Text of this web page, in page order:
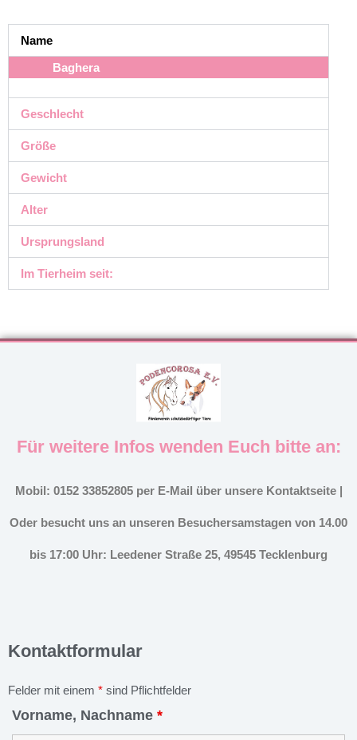
Name
Baghera
Geschlecht
Größe
Gewicht
Alter
Ursprungsland
Im Tierheim seit:
Für weitere Infos wenden Euch bitte an:
Mobil: 0152 33852805 per E-Mail über unsere Kontaktseite |
Oder besucht uns an unseren Besuchersamstagen von 14.00
bis 17:00 Uhr: Leedener Straße 25, 49545 Tecklenburg
Kontaktformular
Felder mit einem * sind Pflichtfelder
Vorname, Nachname *